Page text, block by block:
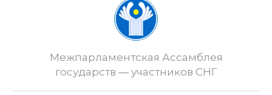
Межпарламентская Ассамблея
государств — участников СНГ